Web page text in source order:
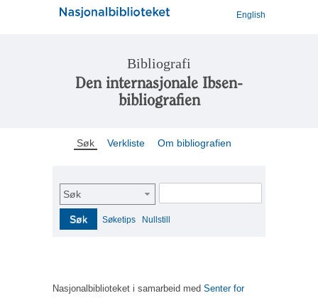
English
Bibliografi
Den internasjonale Ibsen-
bibliografien
Søk Verkliste Om bibliografien
Søk
Søk Søketips Nullstill
Nasjonalbiblioteket i samarbeid med Senter for